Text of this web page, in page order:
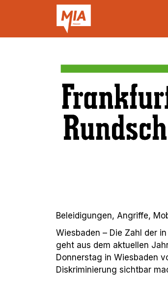
Beleidigungen, Angriffe,
Wiesbaden – Die Zahl der
geht aus dem aktuellen
Donnerstag in Wiesbaden
Diskriminierung sichtbar